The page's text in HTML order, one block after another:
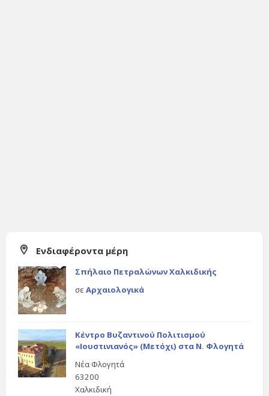
Ενδιαφέροντα μέρη
Σπήλαιο Πετραλώνων Χαλκιδικής
σε Αρχαιολογικά
Κέντρο Βυζαντινού Πολιτισμού
«Ιουστινιανός» (Μετόχι) στα Ν. Φλογητά
Νέα Φλογητά
63200
Χαλκιδική